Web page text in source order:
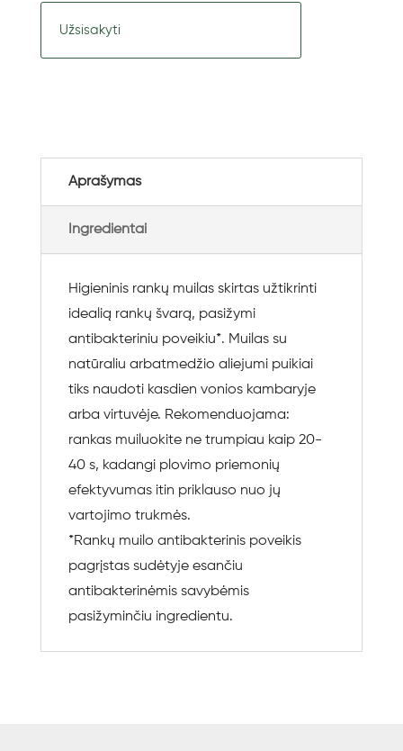
Užsisakyti
Aprašymas
Ingredientai
Higieninis rankų muilas skirtas užtikrinti
idealią rankų švarą, pasižymi
antibakteriniu poveikiu*. Muilas su
natūraliu arbatmedžio aliejumi puikiai
tiks naudoti kasdien vonios kambaryje
arba virtuvėje. Rekomenduojama:
rankas muiluokite ne trumpiau kaip 20-
40 s, kadangi plovimo priemonių
efektyvumas itin priklauso nuo jų
vartojimo trukmės.
*Rankų muilo antibakterinis poveikis
pagrįstas sudėtyje esančiu
antibakterinėmis savybėmis
pasižyminčiu ingredientu.